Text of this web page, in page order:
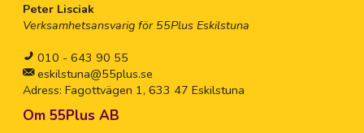
Peter Lisciak
Verksamhetsansvarig för 55Plus Eskilstuna
010 - 643 90 55
eskilstuna@55plus.se
Adress: Fagottvägen 1, 633 47 Eskilstuna
Om 55Plus AB